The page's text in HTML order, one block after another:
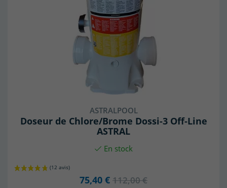
ASTRALPOOL
Doseur de Chlore/Brome Dossi-3 Off-Line
ASTRAL
En stock
75,40 € 112,00 €